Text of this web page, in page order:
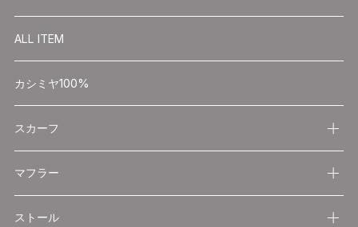
ALL ITEM
カシミヤ100%
スカーフ
マフラー
ストール